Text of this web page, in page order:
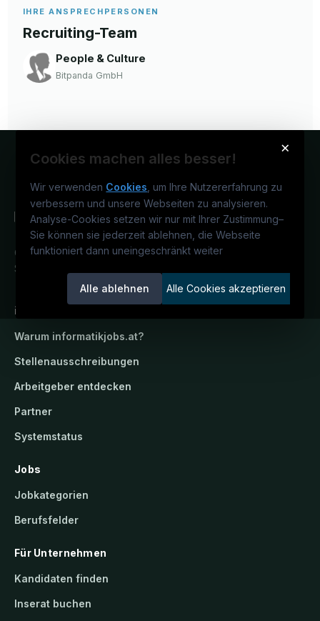
IHRE ANSPRECHPERSONEN
Recruiting-Team
People & Culture
Bitpanda GmbH
×
Cookies machen alles besser!
Wir verwenden Cookies , um Ihre Nutzererfahrung zu
verbessern und unsere Webseiten zu analysieren.
Analyse-Cookies setzen wir nur mit Ihrer Zustimmung–
Sie können sie jederzeit ablehnen, die Webseite
funktioniert dann uneingeschränkt weiter
Alle ablehnen Alle Cookies akzeptieren
Österreichs IT-Karriereportal.Ein
Service der candidatis GmbH.
informatikjobs.at
Warum informatikjobs.at?
Stellenausschreibungen
Arbeitgeber entdecken
Partner
Systemstatus
Jobs
Jobkategorien
Berufsfelder
Für Unternehmen
Kandidaten finden
Inserat buchen